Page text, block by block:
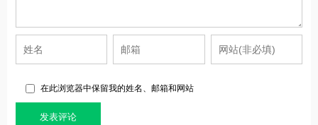
在此浏览器中保留我的姓名、邮箱和网站